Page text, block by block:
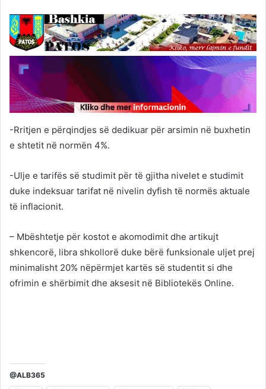
-Rritjen e përqindjes së dedikuar për arsimin në buxhetin
e shtetit në normën 4%.
-Ulje e tarifës së studimit për të gjitha nivelet e studimit
duke indeksuar tarifat në nivelin dyfish të normës aktuale
të inflacionit.
– Mbështetje për kostot e akomodimit dhe artikujt
shkencorë, libra shkollorë duke bërë funksionale uljet prej
minimalisht 20% nëpërmjet kartës së studentit si dhe
ofrimin e shërbimit dhe aksesit në Bibliotekës Online.
@ALB365